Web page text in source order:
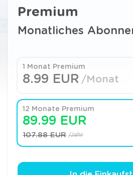
Premium
Monatliches
1 Monat Premium
8.99 EUR /Monat
12 Monate Premium
89.99 EUR
107.88 EUR /Jahr